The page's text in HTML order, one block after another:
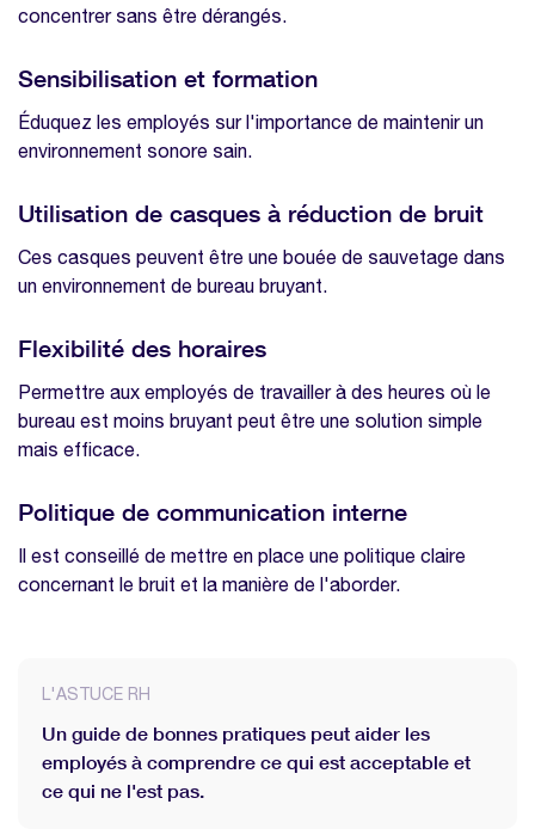
concentrer sans être dérangés.
Sensibilisation et formation
Éduquez les employés sur l'importance de maintenir un
environnement sonore sain.
Utilisation de casques à réduction de bruit
Ces casques peuvent être une bouée de sauvetage dans
un environnement de bureau bruyant.
Flexibilité des horaires
Permettre aux employés de travailler à des heures où le
bureau est moins bruyant peut être une solution simple
mais efficace.
Politique de communication interne
Il est conseillé de mettre en place une politique claire
concernant le bruit et la manière de l'aborder.
L'ASTUCE RH
Un guide de bonnes pratiques peut aider les
employés à comprendre ce qui est acceptable et
ce qui ne l'est pas.